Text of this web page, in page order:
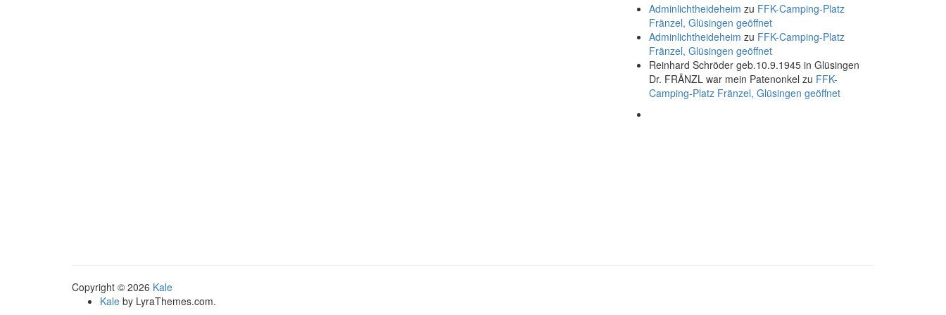
Adminlichtheideheim zu FFK-Camping-Platz
Fränzel, Glüsingen geöffnet
Adminlichtheideheim zu FFK-Camping-Platz
Fränzel, Glüsingen geöffnet
Reinhard Schröder geb.10.9.1945 in Glüsingen
Dr. FRÄNZL war mein Patenonkel zu FFK-
Camping-Platz Fränzel, Glüsingen geöffnet
Copyright © 2026 Kale
Kale by LyraThemes.com.